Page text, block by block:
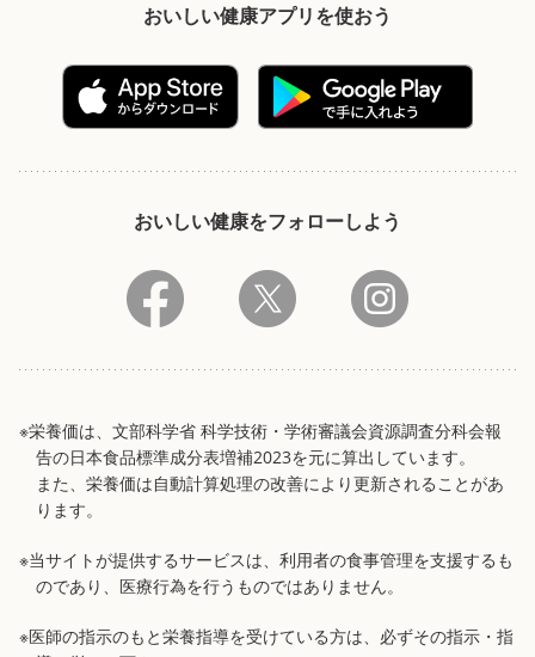
おいしい健康アプリを使おう
おいしい健康をフォローしよう
※栄養価は、文部科学省 科学技術・学術審議会資源調査分科会報
告の日本食品標準成分表増補2023を元に算出しています。
また、栄養価は自動計算処理の改善により更新されることがあ
ります。
※当サイトが提供するサービスは、利用者の食事管理を支援するも
のであり、医療行為を行うものではありません。
※医師の指示のもと栄養指導を受けている方は、必ずその指示・指